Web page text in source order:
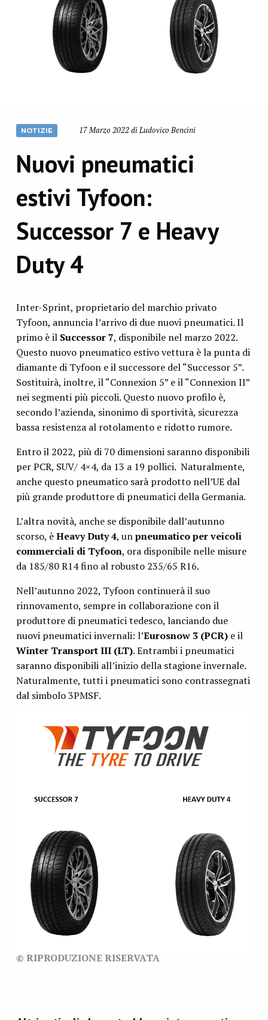
NOTIZIE 17 Marzo 2022 di Ludovico Bencini
Nuovi pneumatici
estivi Tyfoon:
Successor 7 e Heavy
Duty 4
Inter-Sprint, proprietario del marchio privato
Tyfoon, annuncia l’arrivo di due nuovi pneumatici. Il
primo è il Successor 7, disponibile nel marzo 2022.
Questo nuovo pneumatico estivo vettura è la punta di
diamante di Tyfoon e il successore del “Successor 5”.
Sostituirà, inoltre, il “Connexion 5” e il “Connexion II”
nei segmenti più piccoli. Questo nuovo profilo è,
secondo l’azienda, sinonimo di sportività, sicurezza
bassa resistenza al rotolamento e ridotto rumore.
Entro il 2022, più di 70 dimensioni saranno disponibili
per PCR, SUV/ 4×4, da 13 a 19 pollici. Naturalmente,
anche questo pneumatico sarà prodotto nell’UE dal
più grande produttore di pneumatici della Germania.
L’altra novità, anche se disponibile dall’autunno
scorso, èHeavy Duty 4, unpneumatico per veicoli
commerciali di Tyfoon, ora disponibile nelle misure
da 185/80 R14 fino al robusto 235/65 R16.
Nell’autunno 2022, Tyfoon continuerà il suo
rinnovamento, sempre in collaborazione con il
produttore di pneumatici tedesco, lanciando due
nuovi pneumatici invernali: l’Eurosnow 3 (PCR)e il
Winter Transport III (LT). Entrambi i pneumatici
saranno disponibili all’inizio della stagione invernale.
Naturalmente, tutti i pneumatici sono contrassegnati
dal simbolo 3PMSF.
© RIPRODUZIONE RISERVATA